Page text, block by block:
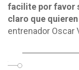
facilite por favor
claro que
entrenador Oscar